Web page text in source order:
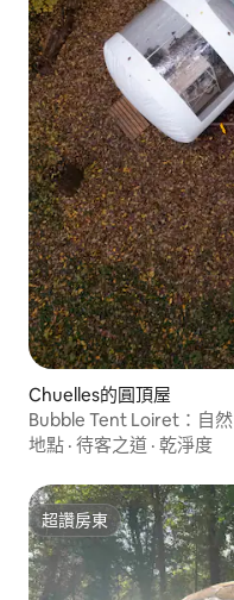
Chuelles的圓頂屋
Bubble Tent Loiret：自然
地點 · 待客之道 · 乾淨度
超讚房東
超讚房東